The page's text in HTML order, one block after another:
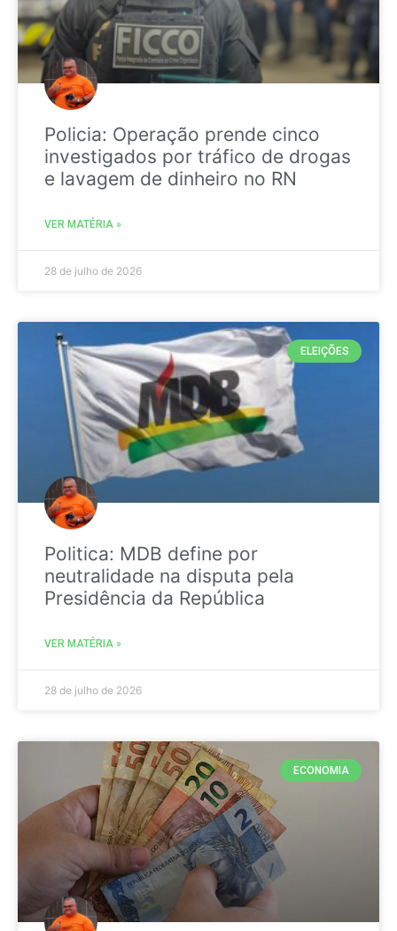
Policia: Operação prende cinco
investigados por tráfico de drogas
e lavagem de dinheiro no RN
VER MATÉRIA »
28 de julho de 2026
ELEIÇÕES
Politica: MDB define por
neutralidade na disputa pela
Presidência da República
VER MATÉRIA »
28 de julho de 2026
ECONOMIA